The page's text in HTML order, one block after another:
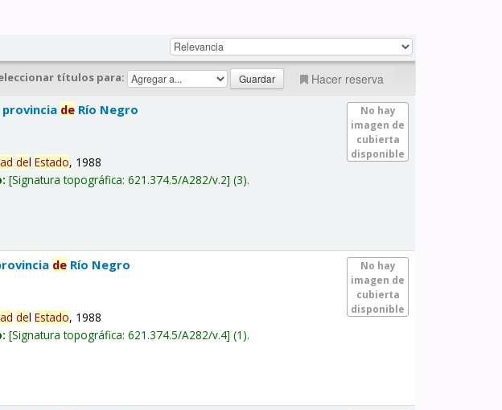
títulos para: Hacer reserva
No hay
imagen de
cubierta
disponible
de Río Negro
delEstado, 1988
Signatura topográfica:621.374.5/A282/v.2 (3).
No hay
imagen de
cubierta
disponible
de Río Negro
delEstado, 1988
Signatura topográfica:621.374.5/A282/v.4 (1).